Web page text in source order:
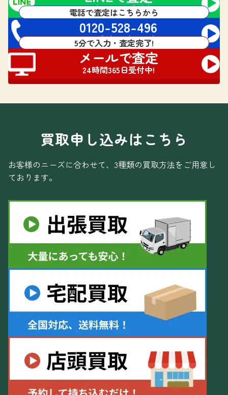
24時間365日受付中!
電話で査定はこちらから
0120-528-496
電話受付 24時間対応
5分で入力・査定完了!
メールで査定
24時間365日受付中!
買取申し込みはこちら
お客様のニーズに合わせて、3種類の買取方法をご用意し
ております。